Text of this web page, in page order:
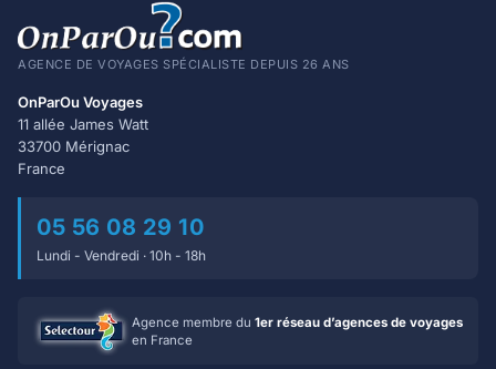
AGENCE DE VOYAGES SPÉCIALISTE DEPUIS 26 ANS
OnParOu Voyages
11 allée James Watt
33700 Mérignac
France
05 56 08 29 10
Lundi - Vendredi · 10h - 18h
Agence membre du 1er réseau d’agences de voyages
en France